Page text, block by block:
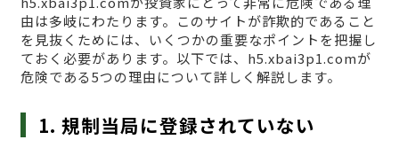
由は多岐にわたります。このサイトが詐欺的であること
を見抜くためには、いくつかの重要なポイントを把握し
ておく必要があります。以下では、h5.xbai3p1.comが
危険である5つの理由について詳しく解説します。
1. 規制当局に登録されていない